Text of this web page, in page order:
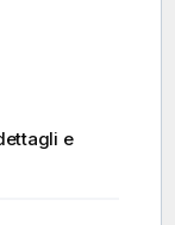
e